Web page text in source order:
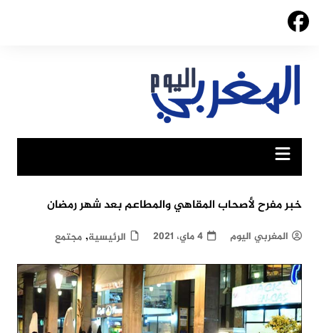
Skip
خبر مفرح لأصحاب المقاهي والمطاعم بعد شهر رمضان
المغربي اليوم 4 ماي، 2021 الرئيسية, مجتمع